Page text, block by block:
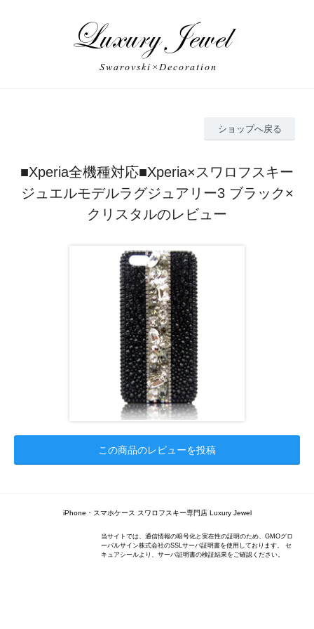
ショップへ戻る
■Xperia全機種対応■Xperia×スワロフスキー
ジュエルモデルラグジュアリー3 ブラック×
クリスタルのレビュー
この商品のレビューを投稿
iPhone・スマホケース スワロフスキー専門店 Luxury Jewel
当サイトでは、通信情報の暗号化と実在性の証明のため、GMOグロ
ーバルサイン株式会社のSSLサーバ証明書を使用しております。 セ
キュアシールより、サーバ証明書の検証結果をご確認ください。